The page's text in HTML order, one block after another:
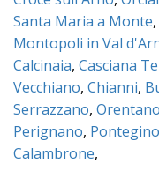
Santa Maria a Monte,
Montopoli in Val
Calcinaia, Casciana
Vecchiano, Chianni,
Serrazzano, Orentano
Perignano,
Calambrone,